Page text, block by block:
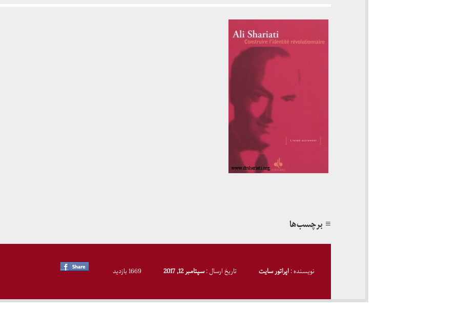
≡ برچسب‌ها
نویسنده :اپراتور سایت تاریخ ارسال :سپتامبر 12, 2017 1669 بازدید